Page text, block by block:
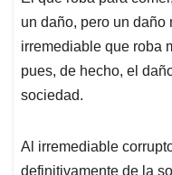
un daño, pero un daño
irremediable que roba
pues, de hecho, el
sociedad.
Al irremediable
definitivamente de la